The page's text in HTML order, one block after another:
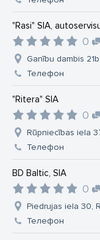
"Rasi" SIA,
0
Ganību dambis
Телефон
"Ritera" SIA
0
Rūpniecības iela
Телефон
BD Baltic, SIA
0
Piedrujas iela 30,
Телефон